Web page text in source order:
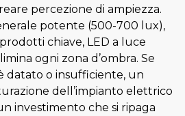
percezione di ampiezza.
potente (500-700 lux),
chiave, LED a luce
ogni zona d’ombra. Se
datato o insufficiente, un
dell’impianto elettrico
investimento che si ripaga